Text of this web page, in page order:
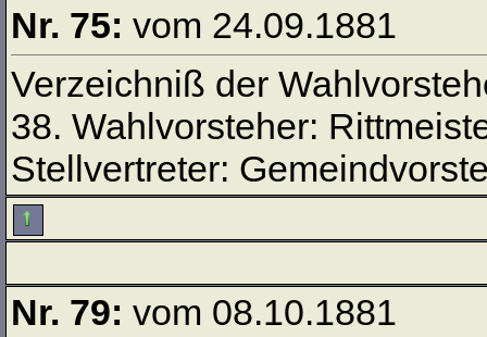
Nr. 75: vom 24.09.1881
Verzeichniß der
38. Wahlvorsteher:
Stellvertreter:
Nr. 79: vom 08.10.1881